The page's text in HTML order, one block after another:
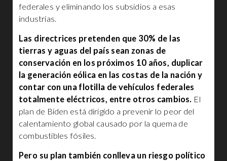
federales y eliminando los subsidios a esas
industrias.
Las directrices pretenden que 30% de las
tierras y aguas del país sean zonas de
conservación en los próximos 10 años, duplicar
la generación eólica en las costas de la nación y
contar con una flotilla de vehículos federales
totalmente eléctricos, entre otros cambios. El
plan de Biden está dirigido a prevenir lo peor del
calentamiento global causado por la quema de
combustibles fósiles.
Pero su plan también conlleva un riesgo político